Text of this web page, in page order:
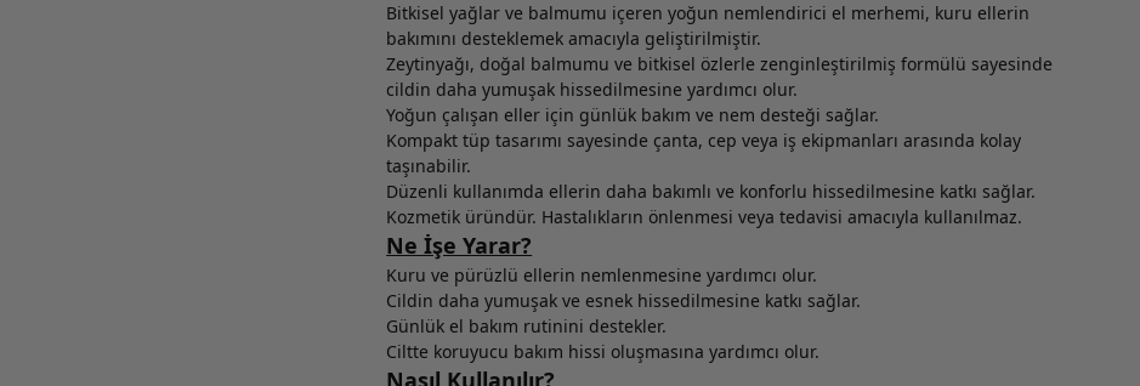
Bitkisel yağlar ve balmumu içeren yoğun nemlendirici el merhemi, kuru ellerin
bakımını desteklemek amacıyla geliştirilmiştir.
Zeytinyağı, doğal balmumu ve bitkisel özlerle zenginleştirilmiş formülü sayesinde
cildin daha yumuşak hissedilmesine yardımcı olur.
Yoğun çalışan eller için günlük bakım ve nem desteği sağlar.
Kompakt tüp tasarımı sayesinde çanta, cep veya iş ekipmanları arasında kolay
taşınabilir.
Düzenli kullanımda ellerin daha bakımlı ve konforlu hissedilmesine katkı sağlar.
Kozmetik üründür. Hastalıkların önlenmesi veya tedavisi amacıyla kullanılmaz.
Ne İşe Yarar?
Kuru ve pürüzlü ellerin nemlenmesine yardımcı olur.
Cildin daha yumuşak ve esnek hissedilmesine katkı sağlar.
Günlük el bakım rutinini destekler.
Ciltte koruyucu bakım hissi oluşmasına yardımcı olur.